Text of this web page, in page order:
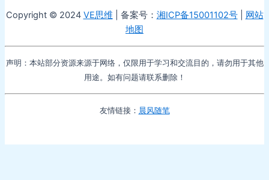
Copyright © 2024 VE思维 | 备案号： 湘ICP备15001102号| 网站
地图
声明：本站部分资源来源于网络，仅限用于学习和交流目的，请勿用于其他
用途。如有问题请联系删除！
友情链接： 晨风随笔